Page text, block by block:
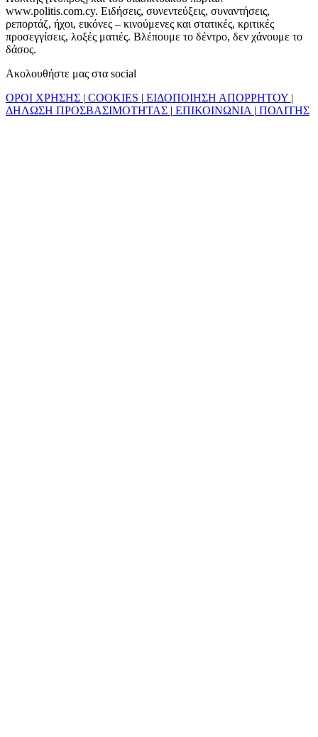
www.politis.com.cy. Ειδήσεις, συνεντεύξεις, συναντήσεις,
ρεπορτάζ, ήχοι, εικόνες – κινούμενες και στατικές, κριτικές
προσεγγίσεις, λοξές ματιές. Βλέπουμε το δέντρο, δεν χάνουμε το
δάσος.
Ακολουθήστε μας στα social
ΟΡΟΙ ΧΡΗΣΗΣ | COOKIES | ΕΙΔΟΠΟΙΗΣΗ ΑΠΟΡΡΗΤΟΥ |
ΔΗΛΩΣΗ ΠΡΟΣΒΑΣΙΜΟΤΗΤΑΣ | ΕΠΙΚΟΙΝΩΝΙΑ | ΠΟΛΙΤΗΣ